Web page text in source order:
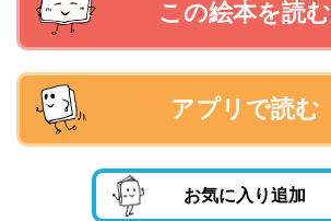
この絵本を読む
アプリで読む
お気に入り追加